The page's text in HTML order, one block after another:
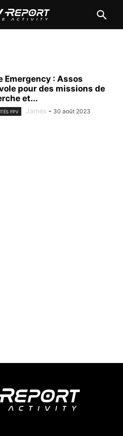
Emergency : Assos
pour des missions de
et...
FPV James - 30 août 2023